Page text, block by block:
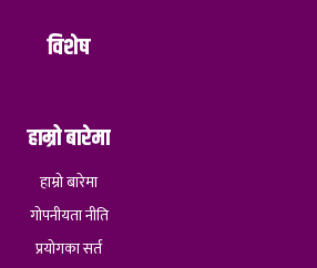
विशेष
हाम्रो बारेमा
हाम्रो बारेमा
गोपनीयता नीति
प्रयोगका सर्त